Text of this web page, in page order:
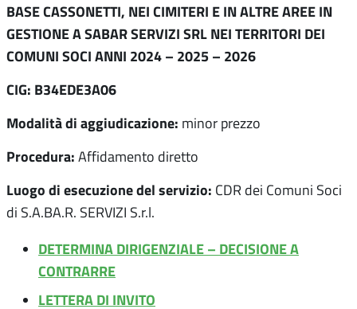
BASE CASSONETTI, NEI CIMITERI E IN ALTRE AREE IN
GESTIONE A SABAR SERVIZI SRL NEI TERRITORI DEI
COMUNI SOCI ANNI 2024 – 2025 – 2026
CIG: B34EDE3A06
Modalità di aggiudicazione: minor prezzo
Procedura: Affidamento diretto
Luogo di esecuzione del servizio: CDR dei Comuni Soci
di S.A.BA.R. SERVIZI S.r.l.
DETERMINA DIRIGENZIALE – DECISIONE A
CONTRARRE
LETTERA DI INVITO